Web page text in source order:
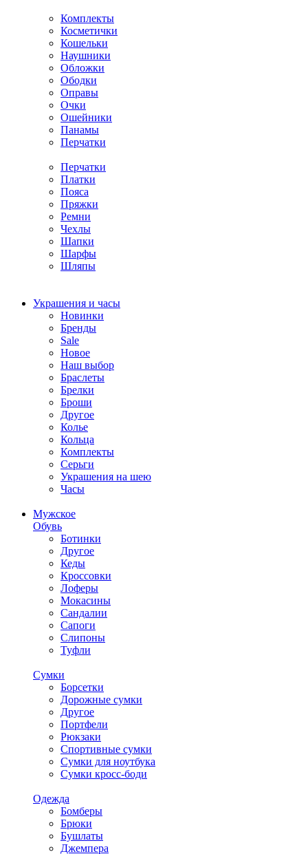
Комплекты
Косметички
Кошельки
Наушники
Обложки
Ободки
Оправы
Очки
Ошейники
Панамы
Перчатки
Перчатки
Платки
Пояса
Пряжки
Ремни
Чехлы
Шапки
Шарфы
Шляпы
Украшения и часы
Новинки
Бренды
Sale
Новое
Наш выбор
Браслеты
Брелки
Броши
Другое
Колье
Кольца
Комплекты
Серьги
Украшения на шею
Часы
Мужское
Обувь
Ботинки
Другое
Кеды
Кроссовки
Лоферы
Мокасины
Сандалии
Сапоги
Слипоны
Туфли
Сумки
Борсетки
Дорожные сумки
Другое
Портфели
Рюкзаки
Спортивные сумки
Сумки для ноутбука
Сумки кросс-боди
Одежда
Бомберы
Брюки
Бушлаты
Джемпера